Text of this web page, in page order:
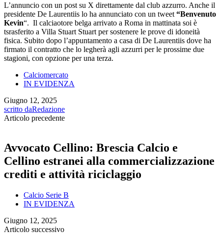
L’annuncio con un post su X direttamente dal club azzurro. Anche il
presidente De Laurentiis lo ha annunciato con un tweet “Benvenuto
Kevin“. Il calciaotore belga arrivato a Roma in mattinata soi è
tsrasferito a Villa Stuart Stuart per sostenere le prove di idoneità
fisica. Subito dopo l’appuntamento a casa di De Laurentiis dove ha
firmato il contratto che lo legherà agli azzurri per le prossime due
stagioni, con opzione per una terza.
Calciomercato
IN EVIDENZA
Giugno 12, 2025
scritto daRedazione
Articolo precedente
Avvocato Cellino: Brescia Calcio e
Cellino estranei alla commercializzazione
crediti e attività riciclaggio
Calcio Serie B
IN EVIDENZA
Giugno 12, 2025
Articolo successivo